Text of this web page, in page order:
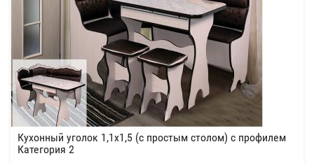
Кухонный уголок 1,1х1,5 (с простым столом) с профилем
Категория 2